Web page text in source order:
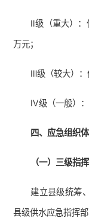
Ⅱ级（重大）
万元；
Ⅲ级（较大）：
Ⅳ级（一般）：
四、应急组织
（一）三级指
建立县级统筹
县级供水应急指挥